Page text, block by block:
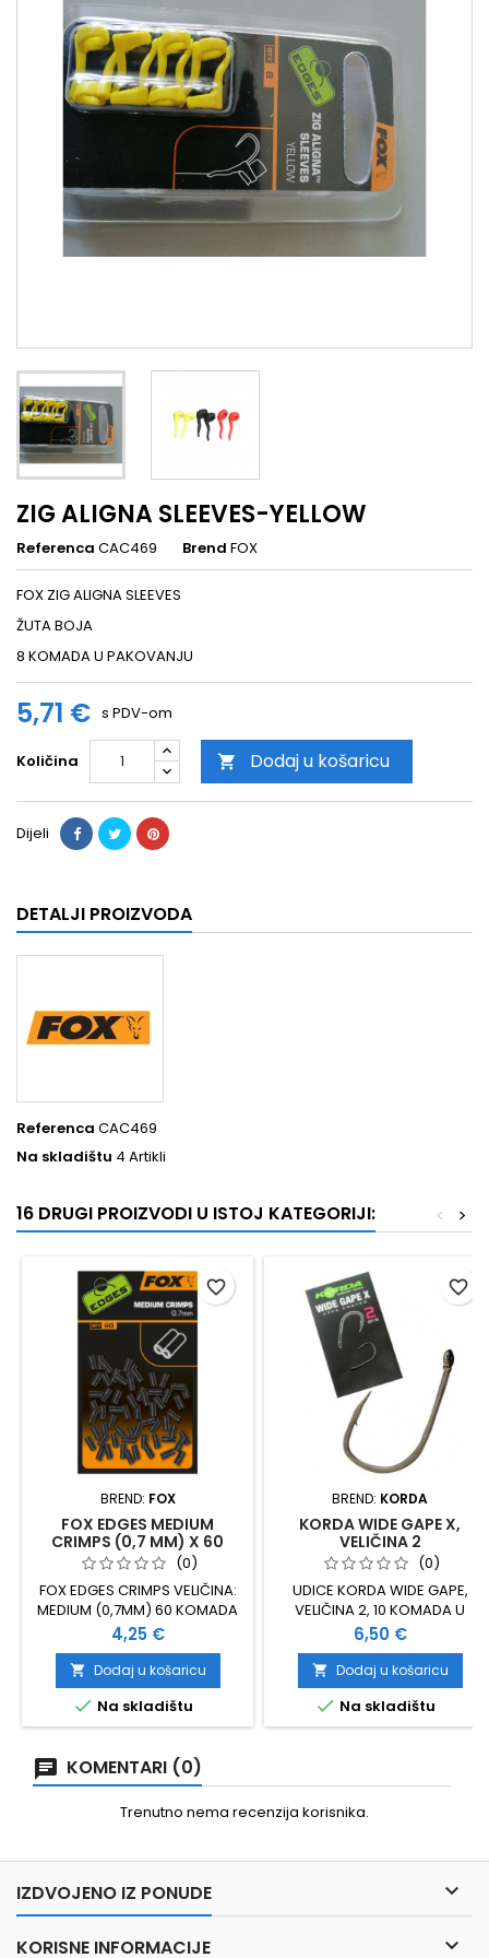
ZIG ALIGNA SLEEVES-YELLOW
Referenca CAC469 Brend FOX
FOX ZIG ALIGNA SLEEVES
ŽUTA BOJA
8 KOMADA U PAKOVANJU
5,71 € s PDV-om
Količina  Dodaj u košaricu
Dijeli
DETALJI PROIZVODA
Referenca CAC469
Na skladištu 4 Artikli
16 DRUGI PROIZVODI U ISTOJ KATEGORIJI: >
<
BREND: FOX
FOX EDGES MEDIUM
CRIMPS (0,7 MM) X 60
(0)
FOX EDGES CRIMPS VELIČINA:
MEDIUM (0,7MM) 60 KOMADA
U PAKIRANJU
Cijena
4,25 €
 Dodaj u košaricu
 Na skladištu
favorite_border
BREND: KORDA
KORDA WIDE GAPE X,
VELIČINA 2
(0)
UDICE KORDA WIDE GAPE,
VELIČINA 2, 10 KOMADA U
PAKOVANJU
Cijena
6,50 €
 Dodaj u košaricu
 Na skladištu
favorite_border
KOMENTARI (0)
Trenutno nema recenzija korisnika.
IZDVOJENO IZ PONUDE 
KORISNE INFORMACIJE 